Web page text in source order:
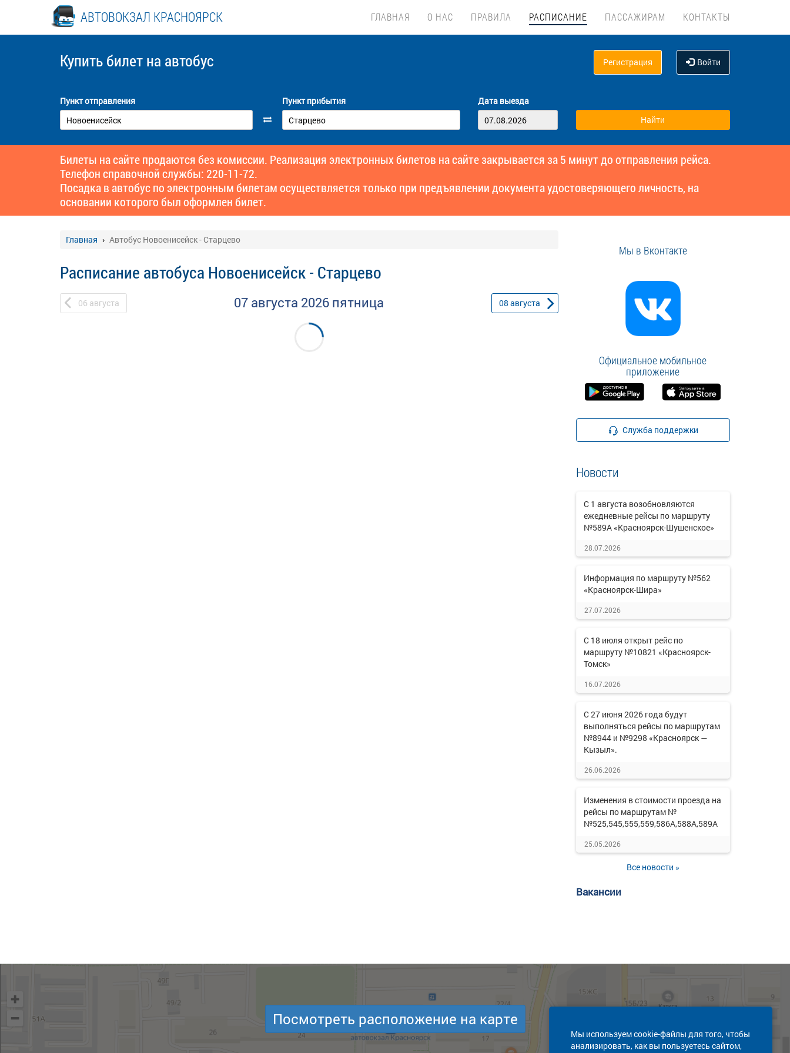
АВТОВОКЗАЛ КРАСНОЯРСК ГЛАВНАЯ О НАС ПРАВИЛА РАСПИСАНИЕ ПАССАЖИРАМ КОНТАКТЫ
Купить билет на автобус Регистрация Войти
Пункт отправления Пункт прибытия Дата выезда
Билеты на сайте продаются без комиссии. Реализация электронных билетов на сайте закрывается за 5 минут до отправления рейса.
Телефон справочной службы: 220-11-72.
Посадка в автобус по электронным билетам осуществляется только при предъявлении документа удостоверяющего личность, на
основании которого был оформлен билет.
Главная Автобус Новоенисейск - Старцево
Расписание автобуса Новоенисейск - Старцево
06 августа 07 августа 2026 пятница 08 августа
Мы в Вконтакте
Официальное мобильное
приложение
Служба поддержки
Новости
С 1 августа возобновляются
ежедневные рейсы по маршруту
№589А «Красноярск-Шушенское»
28.07.2026
Информация по маршруту №562
«Красноярск-Шира»
27.07.2026
С 18 июля открыт рейс по
маршруту №10821 «Красноярск-
Томск»
16.07.2026
С 27 июня 2026 года будут
выполняться рейсы по маршрутам
№8944 и №9298 «Красноярск —
Кызыл».
26.06.2026
Изменения в стоимости проезда на
рейсы по маршрутам №
№525,545,555,559,586А,588А,589А
25.05.2026
Все новости »
Вакансии
Мы используем cookie-файлы для того, чтобы
анализировать, как вы пользуетесь сайтом,
Посмотреть расположение на карте